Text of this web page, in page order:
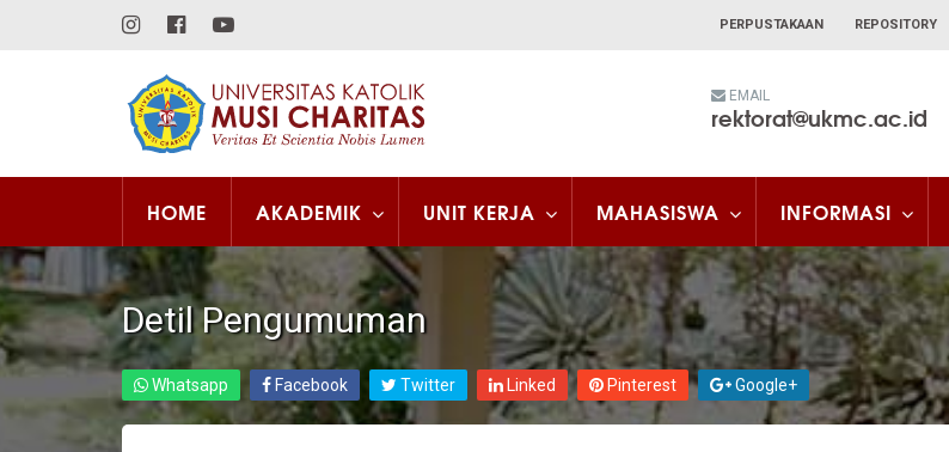
PERPUSTAKAAN REPOSITORY
EMAIL
rektorat@ukmc.ac.id
HOME AKADEMIK UNIT KERJA MAHASISWA INFORMASI
Detil Pengumuman
Whatsapp Facebook Twitter Linked Pinterest Google+